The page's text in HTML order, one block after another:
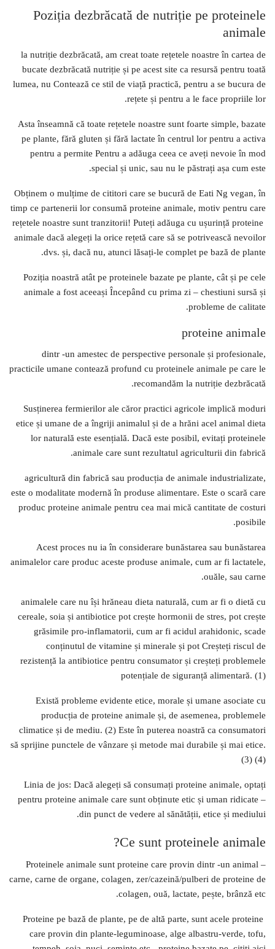
Poziția dezbrăcată de nutriție pe proteinele
animale
la nutriție dezbrăcată, am creat toate rețetele noastre în cartea de
bucate dezbrăcată nutriție și pe acest site ca resursă pentru toată
lumea, nu Contează ce stil de viață practică, pentru a se bucura de
rețete și pentru a le face propriile lor.
Asta înseamnă că toate rețetele noastre sunt foarte simple, bazate
pe plante, fără gluten și fără lactate în centrul lor pentru a activa
pentru a permite Pentru a adăuga ceea ce aveți nevoie în mod
special și unic, sau nu le păstrați așa cum este.
Obținem o mulțime de cititori care se bucură de Eati Ng vegan, în
timp ce partenerii lor consumă proteine ​​animale, motiv pentru care
rețetele noastre sunt tranzitorii! Puteți adăuga cu ușurință proteine ​​
animale dacă alegeți la orice rețetă care să se potrivească nevoilor
dvs. și, dacă nu, atunci lăsați-le complet pe bază de plante.
Poziția noastră atât pe proteinele bazate pe plante, cât și pe cele
animale a fost aceeași Începând cu prima zi – chestiuni sursă și
probleme de calitate.
proteine ​​animale
dintr -un amestec de perspective personale și profesionale,
practicile umane contează profund cu proteinele animale pe care le
recomandăm la nutriție dezbrăcată.
Susținerea fermierilor ale căror practici agricole implică moduri
etice și umane de a îngriji animalul și de a hrăni acel animal dieta
lor naturală este esențială. Dacă este posibil, evitați proteinele
animale care sunt rezultatul agriculturii din fabrică.
agricultură din fabrică sau producția de animale industrializate,
este o modalitate modernă în produse alimentare. Este o scară care
produc proteine ​​animale pentru cea mai mică cantitate de costuri
posibile.
Acest proces nu ia în considerare bunăstarea sau bunăstarea
animalelor care produc aceste produse animale, cum ar fi lactatele,
ouăle, sau carne.
animalele care nu își hrăneau dieta naturală, cum ar fi o dietă cu
cereale, soia și antibiotice pot crește hormonii de stres, pot crește
grăsimile pro-inflamatorii, cum ar fi acidul arahidonic, scade
conținutul de vitamine și minerale și pot Creșteți riscul de
rezistență la antibiotice pentru consumator și creșteți problemele
potențiale de siguranță alimentară. (1)
Există probleme evidente etice, morale și umane asociate cu
producția de proteine ​​animale și, de asemenea, problemele
climatice și de mediu. (2) Este în puterea noastră ca consumatori
să sprijine punctele de vânzare și metode mai durabile și mai etice.
(3) (4)
Linia de jos: Dacă alegeți să consumați proteine ​​animale, optați
pentru proteine ​​animale care sunt obținute etic și uman ridicate –
din punct de vedere al sănătății, etice și mediului.
Ce sunt proteinele animale?
Proteinele animale sunt proteine ​​care provin dintr -un animal –
carne, carne de organe, colagen, zer/cazeină/pulberi de proteine ​​de
colagen, ouă, lactate, pește, brânză etc.
Proteine ​​pe bază de plante, pe de altă parte, sunt acele proteine ​​
care provin din plante-leguminoase, alge albastru-verde, tofu,